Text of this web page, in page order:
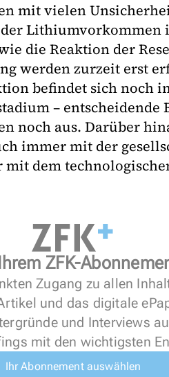
mit vielen
Lithiumvorkommen
die Reaktion der
werden zurzeit erst
befindet sich noch
– entscheidende
noch aus. Darüber
immer mit der
dem
ZFK-
Zugang zu allen
und das digitale
und Interviews
mit den wichtigsten
Ihr Abonnement auswählen